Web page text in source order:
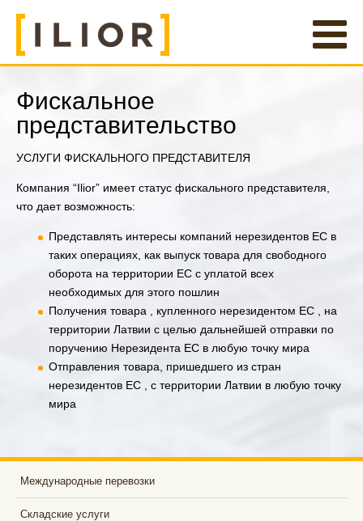
Фискальное
представительство
УСЛУГИ ФИСКАЛЬНОГО ПРЕДСТАВИТЕЛЯ
Компания “Ilior” имеет статус фискального представителя,
что дает возможность:
Представлять интересы компаний нерезидентов ЕС в
таких операциях, как выпуск товара для свободного
оборота на территории ЕС с уплатой всех
необходимых для этого пошлин
Получения товара , купленного нерезидентом ЕС , на
территории Латвии с целью дальнейшей отправки по
поручению Нерезидента ЕС в любую точку мира
Отправления товара, пришедшего из стран
нерезидентов ЕС , с территории Латвии в любую точку
мира
Международные перевозки
Складские услуги